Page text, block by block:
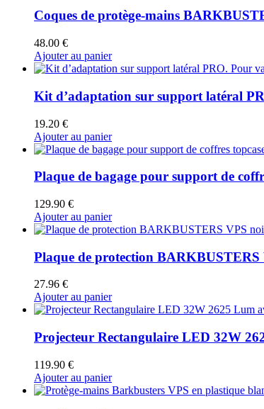
Coques de protège-mains
48.00 €
Ajouter au panier
Kit d’adaptation sur support latéral
19.20 €
Ajouter au panier
Plaque de bagage pour support de
129.90 €
Ajouter au panier
Plaque de protection
27.96 €
Ajouter au panier
Projecteur Rectangulaire LED 32W
119.90 €
Ajouter au panier